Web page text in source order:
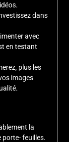
dans
avec
en testant
plus les
images
la
porte- feuilles.